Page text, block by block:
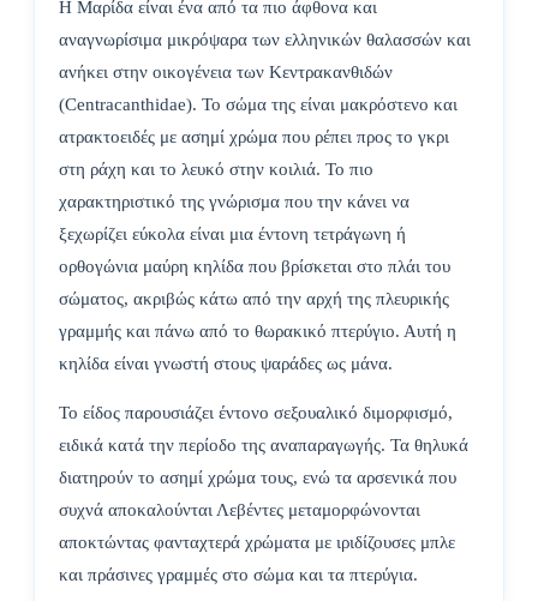
Η Μαρίδα είναι ένα από τα πιο άφθονα και
αναγνωρίσιμα μικρόψαρα των ελληνικών θαλασσών και
ανήκει στην οικογένεια των Κεντρακανθιδών
(Centracanthidae). Το σώμα της είναι μακρόστενο και
ατρακτοειδές με ασημί χρώμα που ρέπει προς το γκρι
στη ράχη και το λευκό στην κοιλιά. Το πιο
χαρακτηριστικό της γνώρισμα που την κάνει να
ξεχωρίζει εύκολα είναι μια έντονη τετράγωνη ή
ορθογώνια μαύρη κηλίδα που βρίσκεται στο πλάι του
σώματος, ακριβώς κάτω από την αρχή της πλευρικής
γραμμής και πάνω από το θωρακικό πτερύγιο. Αυτή η
κηλίδα είναι γνωστή στους ψαράδες ως μάνα.
Το είδος παρουσιάζει έντονο σεξουαλικό διμορφισμό,
ειδικά κατά την περίοδο της αναπαραγωγής. Τα θηλυκά
διατηρούν το ασημί χρώμα τους, ενώ τα αρσενικά που
συχνά αποκαλούνται Λεβέντες μεταμορφώνονται
αποκτώντας φανταχτερά χρώματα με ιριδίζουσες μπλε
και πράσινες γραμμές στο σώμα και τα πτερύγια.